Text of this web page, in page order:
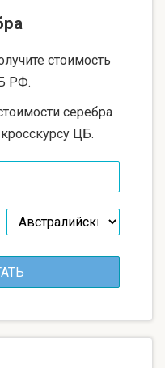
стоимость
РФ.
серебра
ЦБ.